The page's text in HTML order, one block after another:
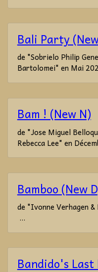
Bali Party
de "Sobrielo Philip
Bartolomei" en Mai
Bam ! (New N)
de "Jose Miguel
Rebecca Lee" en
Bamboo (New
de "Ivonne Verhagen
...
Bandido's